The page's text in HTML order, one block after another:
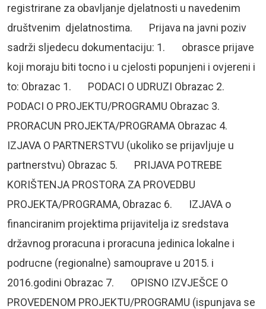
registrirane za obavljanje djelatnosti u navedenim
društvenim djelatnostima. Prijava na javni poziv
sadrži sljedecu dokumentaciju: 1. obrasce prijave
koji moraju biti tocno i u cjelosti popunjeni i ovjereni i
to: Obrazac 1. PODACI O UDRUZI Obrazac 2.
PODACI O PROJEKTU/PROGRAMU Obrazac 3.
PRORACUN PROJEKTA/PROGRAMA Obrazac 4.
IZJAVA O PARTNERSTVU (ukoliko se prijavljuje u
partnerstvu) Obrazac 5. PRIJAVA POTREBE
KORIŠTENJA PROSTORA ZA PROVEDBU
PROJEKTA/PROGRAMA, Obrazac 6. IZJAVA o
financiranim projektima prijavitelja iz sredstava
državnog proracuna i proracuna jedinica lokalne i
podrucne (regionalne) samouprave u 2015. i
2016.godini Obrazac 7. OPISNO IZVJEŠCE O
PROVEDENOM PROJEKTU/PROGRAMU (ispunjava se